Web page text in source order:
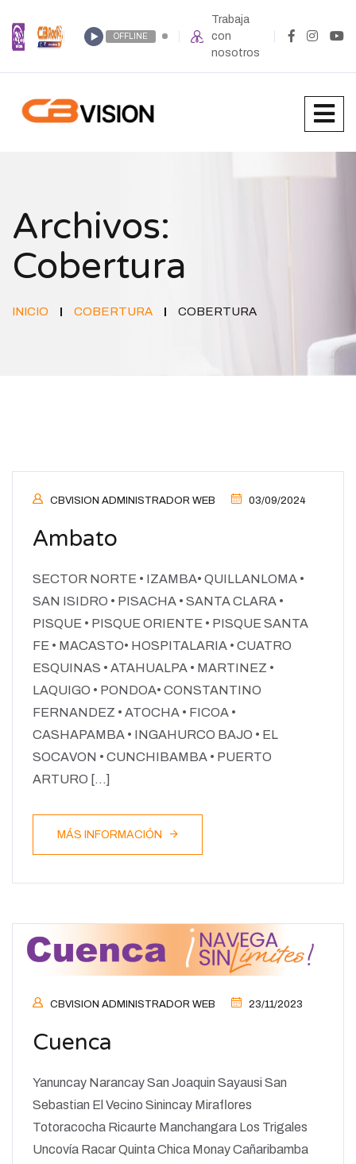
OFFLINE
Trabaja
con
nosotros
Archivos:
Cobertura
INICIO COBERTURA COBERTURA
CBVISION ADMINISTRADOR WEB 03/09/2024
Ambato
SECTOR NORTE • IZAMBA• QUILLANLOMA •
SAN ISIDRO • PISACHA • SANTA CLARA •
PISQUE • PISQUE ORIENTE • PISQUE SANTA
FE • MACASTO• HOSPITALARIA • CUATRO
ESQUINAS • ATAHUALPA • MARTINEZ •
LAQUIGO • PONDOA• CONSTANTINO
FERNANDEZ • ATOCHA • FICOA •
CASHAPAMBA • INGAHURCO BAJO • EL
SOCAVON • CUNCHIBAMBA • PUERTO
ARTURO […]
MÁS INFORMACIÓN
CBVISION ADMINISTRADOR WEB 23/11/2023
Cuenca
Yanuncay Narancay San Joaquin Sayausi San
Sebastian El Vecino Sinincay Miraflores
Totoracocha Ricaurte Manchangara Los Trigales
Uncovía Racar Quinta Chica Monay Cañaribamba